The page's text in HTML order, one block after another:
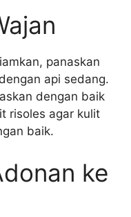
panaskan
api sedang.
dengan baik
risoles agar kulit
baik.
ke